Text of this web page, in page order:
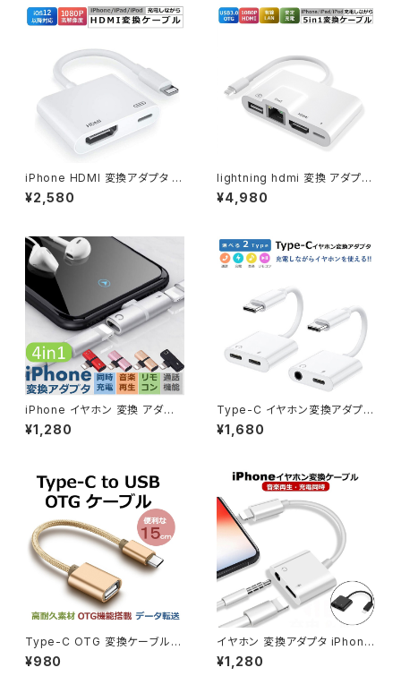
iPhone HDMI 変換アダプタ 給
電不要 lightning digital avア
ダプタ アイフォン テレビ 接続
以上 充電しながら使える 送料
無料
¥2,580
lightning hdmi 変換 アダプタ
iPhone用 有線LAN 変換ケー
ブ OTGケーブル Lightning to
急速充電 一台四役 高速転送 同
期充電 小型 軽量 iPhone/iPa
d/ipodなど対応 ipad 有線 la
n アダプタ 送料無料
¥4,980
iPhone イヤホン 変換 アダプタ
充電しながらイヤホン 音楽 通
話 iOS 15対応 iPhone 充電 イ
宅勤務 ビデオ会議 オンライン授
業 リモートワーク 新生活 新学
期 プレゼント ギフト 1000円ポ
ッキリ 送料無料
¥1,280
Type-C イヤホン変換アダプタ
Type C to 3.5MM イヤホン変
換ケーブル 2in1 イヤホンジャッ
スマートフォン iPad Air5 Air4
Pro macbook Huawei Sam
sung Pixel6 Pixel5 コンパク
ト 音声通話/音量調節/音楽 送
料無料
¥1,680
Type-C OTG 変換ケーブル T
ype-C to USB Type A 変換
アタブタ USBケーブル オス・メ
¥980
イヤホン 変換アダプタ iPhone
13 iOS15対応 イヤホン 変換ケ
ーブル iPhone SE2 イヤホン
¥1,280